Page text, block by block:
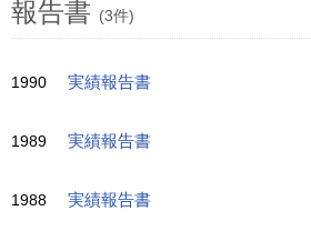
報告書 (3件)
1990 実績報告書
1989 実績報告書
1988 実績報告書